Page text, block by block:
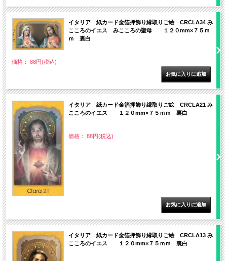
イタリア 紙カード金箔押飾り縁取りご絵 CRCLA34 み
こころのイエス みこころの聖母 １２０mm×７５ｍ
ｍ 裏白
価格： 88円(税込)
イタリア 紙カード金箔押飾り縁取りご絵 CRCLA21 み
こころのイエス １２０mm×７５ｍｍ 裏白
価格： 88円(税込)
イタリア 紙カード金箔押飾り縁取りご絵 CRCLA13 み
こころのイエス １２０mm×７５ｍｍ 裏白